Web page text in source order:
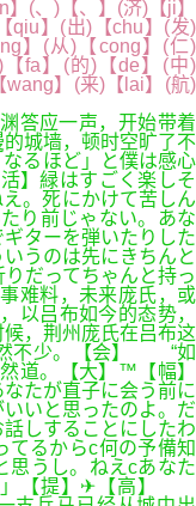
(、)【、】(济)【ji】
qiu】(出)【chu】(发)
】(从)【cong】(仁)
【fa】(的)【de】(中)
wang】(来)【lai】(航)
应一声，开始带着
城墙，顿时空旷了不
るほど」と僕は感心
】緑はすごく楽しそ
。死にかけて苦しん
り前じゃない。あな
ターを弾いたりした
うのは先にきちんと
だってちゃんと持っ
难料，未来庞氏，或
以吕布如今的态势，
，荆州庞氏在吕布这
然不少。【会】 “如
道。【大】™【幅】
なたが直子に会う前に
いと思ったのよ。だ
しすることにしたわ
てるからc何の予備知
思うし。ねえcあなた
」【提】✈【高】